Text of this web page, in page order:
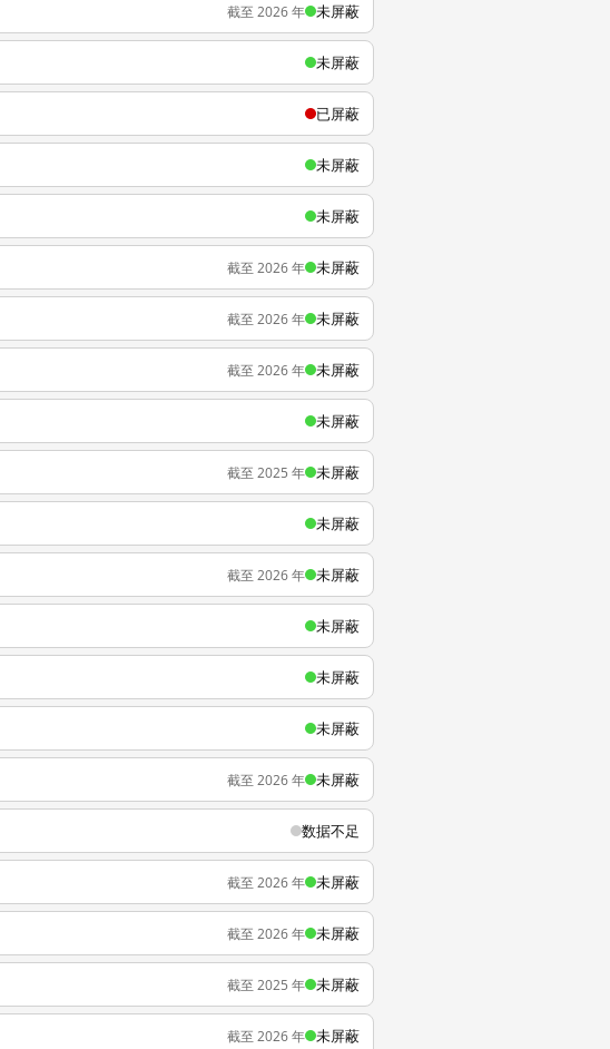
截至 2026 年 未屏蔽
未屏蔽
已屏蔽
未屏蔽
未屏蔽
截至 2026 年 未屏蔽
截至 2026 年 未屏蔽
截至 2026 年 未屏蔽
未屏蔽
截至 2025 年 未屏蔽
未屏蔽
截至 2026 年 未屏蔽
未屏蔽
未屏蔽
未屏蔽
截至 2026 年 未屏蔽
数据不足
截至 2026 年 未屏蔽
截至 2026 年 未屏蔽
截至 2025 年 未屏蔽
截至 2026 年 未屏蔽